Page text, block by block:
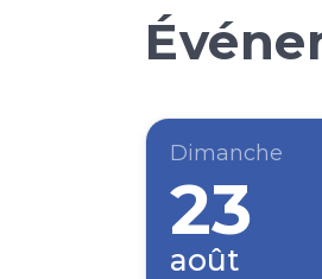
Dimanche
23
août